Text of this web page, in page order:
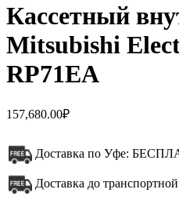
Кассетный
Mitsubishi
RP71EA
157,680.00₽
Доставка по Уфе:
Доставка до